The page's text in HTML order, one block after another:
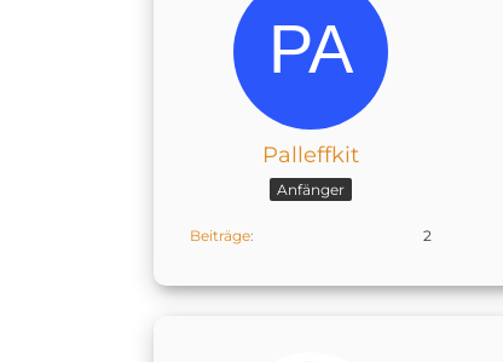
Palleffkit
Anfänger
Beiträge 2